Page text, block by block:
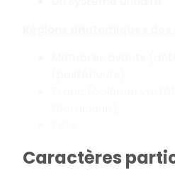
Caractères